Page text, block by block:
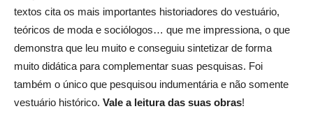
textos cita os mais importantes historiadores do vestuário,
teóricos de moda e sociólogos… que me impressiona, o que
demonstra que leu muito e conseguiu sintetizar de forma
muito didática para complementar suas pesquisas. Foi
também o único que pesquisou indumentária e não somente
vestuário histórico. Vale a leitura das suas obras!